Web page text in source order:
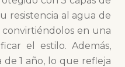
resistencia al agua de
convirtiéndolos en una
el estilo. Además,
1 año, lo que refleja